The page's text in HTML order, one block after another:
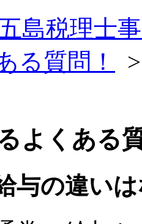
島税理士
る質問！
よくある
与の違い